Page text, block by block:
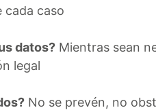
cada caso
datos? Mientras sean
legal
No se prevén, no